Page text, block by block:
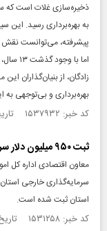
پیشرفته، می‌توانست نقش
اما
زادگان، از بنیان‌گذاران
بهره‌برداری و بی‌توجهی
کد خبر: ۱۵۳۷۹۳۲ تاریخ انتشار : ۱۴۰۴/۱۰/۱۷
ثبت ۹۵۰ میلیون دلار سرمایه‌گذاری خارجی در مازندران
معاون اقتصادی اداره کل
استان ثبت شده است.
کد خبر: ۱۵۳۱۲۵۸ تاریخ انتشار : ۱۴۰۴/۰۹/۱۲